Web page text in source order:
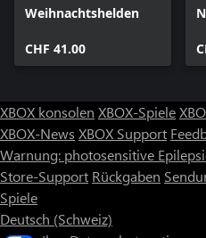
Weihnachtshelden
CHF 41.00
XBOX konsolen XBOX-Spiele
XBOX-News XBOX Support
Warnung: photosensitive
Store-Support Rückgaben
Spiele
Deutsch (Schweiz)